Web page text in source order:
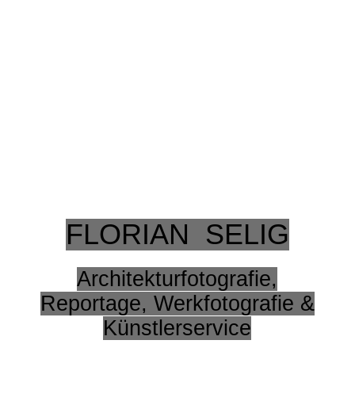
FLORIAN SELIG
Architekturfotografie,
Reportage, Werkfotografie &
Künstlerservice